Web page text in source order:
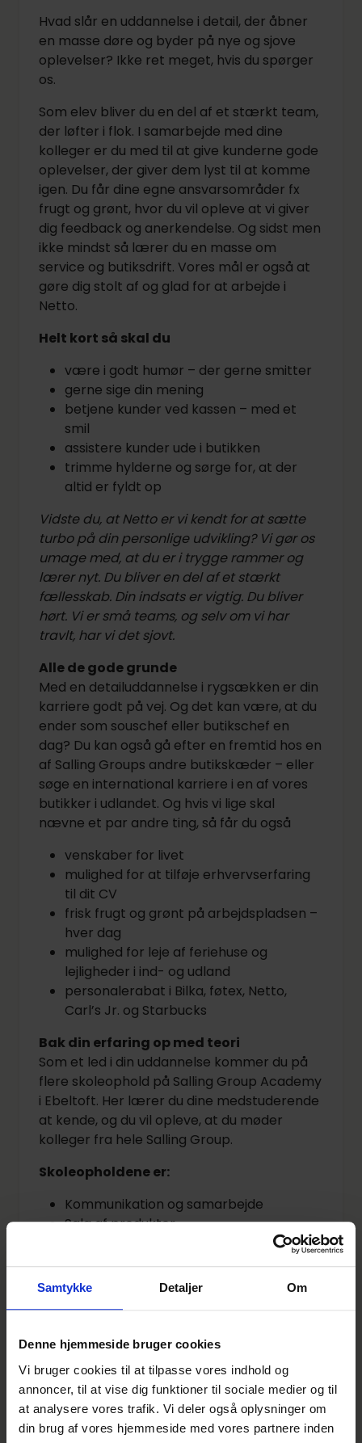
Samtykke Detaljer Om
Denne hjemmeside bruger cookies
Vi bruger cookies til at tilpasse vores indhold og
annoncer, til at vise dig funktioner til sociale medier og til
at analysere vores trafik. Vi deler også oplysninger om
din brug af vores hjemmeside med vores partnere inden
Hvad slår en uddannelse i detail, der åbner
en masse døre og byder på nye og sjove
oplevelser? Ikke ret meget, hvis du spørger
os.
Som elev bliver du en del af et stærkt team,
der løfter i flok. I samarbejde med dine
kolleger er du med til at give kunderne gode
oplevelser, der giver dem lyst til at komme
igen. Du får dine egne ansvarsområder fx
frugt og grønt, hvor du vil opleve at vi giver
dig feedback og anerkendelse. Og sidst men
ikke mindst så lærer du en masse om
service og butiksdrift. Vores mål er også at
gøre dig stolt af og glad for at arbejde i
Netto.
Helt kort så skal du
være i godt humør – der gerne smitter
gerne sige din mening
betjene kunder ved kassen – med et
smil
assistere kunder ude i butikken
trimme hylderne og sørge for, at der
altid er fyldt op
Vidste du, at Netto er vi kendt for at sætte
turbo på din personlige udvikling? Vi gør os
umage med, at du er i trygge rammer og
lærer nyt. Du bliver en del af et stærkt
fællesskab. Din indsats er vigtig. Du bliver
hørt. Vi er små teams, og selv om vi har
travlt, har vi det sjovt.
Alle de gode grunde
Med en detailuddannelse i rygsækken er din
karriere godt på vej. Og det kan være, at du
ender som souschef eller butikschef en
dag? Du kan også gå efter en fremtid hos en
af Salling Groups andre butikskæder – eller
søge en international karriere i en af vores
butikker i udlandet. Og hvis vi lige skal
nævne et par andre ting, så får du også
venskaber for livet
mulighed for at tilføje erhvervserfaring
til dit CV
frisk frugt og grønt på arbejdspladsen –
hver dag
mulighed for leje af feriehuse og
lejligheder i ind- og udland
personalerabat i Bilka, føtex, Netto,
Carl’s Jr. og Starbucks
Bak din erfaring op med teori
Som et led i din uddannelse kommer du på
flere skoleophold på Salling Group Academy
i Ebeltoft. Her lærer du dine medstuderende
at kende, og du vil opleve, at du møder
kolleger fra hele Salling Group.
Skoleopholdene er:
Kommunikation og samarbejde
Salg af produkter
Personlig salg og service
Butikkens økonomi
Fagprøve
Er du vores nye elev?
Send din ansøgning og dit cv til os via linket
nedenfor. Vi inviterer løbende til samtale, så
søg allerede i dag.